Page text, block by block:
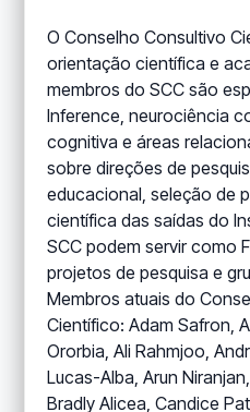
O Conselho Consultivo
orientação científica e
membros do SCC são
Inference, neurociência
cognitiva e áreas
sobre direções de
educacional, seleção de
científica das saídas do
SCC podem servir como
projetos de pesquisa e
Membros atuais do
Científico: Adam Safron,
Ororbia, Ali Rahmjoo,
Lucas-Alba, Arun
Bradly Alicea, Candice